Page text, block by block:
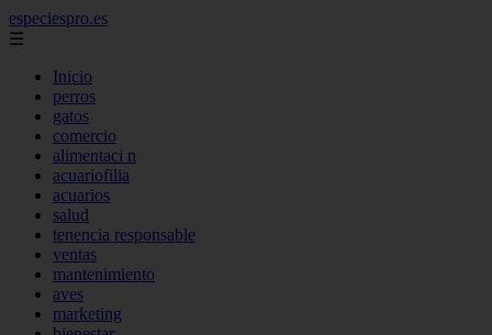
especiespro.es
☰
Inicio
perros
gatos
comercio
alimentaci n
acuariofilia
acuarios
salud
tenencia responsable
ventas
mantenimiento
aves
marketing